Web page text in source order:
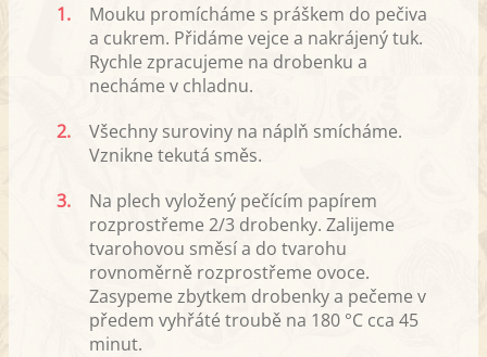
1.
Mouku promícháme s práškem do pečiva
a cukrem. Přidáme vejce a nakrájený tuk.
Rychle zpracujeme na drobenku a
necháme v chladnu.
2.
Všechny suroviny na náplň smícháme.
Vznikne tekutá směs.
3.
Na plech vyložený pečícím papírem
rozprostřeme 2/3 drobenky. Zalijeme
tvarohovou směsí a do tvarohu
rovnoměrně rozprostřeme ovoce.
Zasypeme zbytkem drobenky a pečeme v
předem vyhřáté troubě na 180 °C cca 45
minut.